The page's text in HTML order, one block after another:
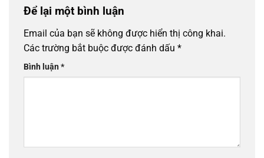
Để lại một bình luận
Email của bạn sẽ không được hiển thị công khai.
Các trường bắt buộc được đánh dấu *
Bình luận*